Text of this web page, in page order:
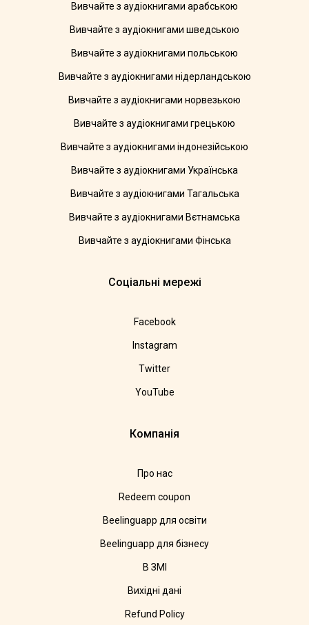
Вивчайте з аудіокнигами арабською
Вивчайте з аудіокнигами шведською
Вивчайте з аудіокнигами польською
Вивчайте з аудіокнигами нідерландською
Вивчайте з аудіокнигами норвезькою
Вивчайте з аудіокнигами грецькою
Вивчайте з аудіокнигами індонезійською
Вивчайте з аудіокнигами Українська
Вивчайте з аудіокнигами Тагальська
Вивчайте з аудіокнигами Вєтнамська
Вивчайте з аудіокнигами Фінська
Соціальні мережі
Facebook
Instagram
Twitter
YouTube
Компанія
Про нас
Redeem coupon
Beelinguapp для освіти
Beelinguapp для бізнесу
В ЗМІ
Вихідні дані
Refund Policy